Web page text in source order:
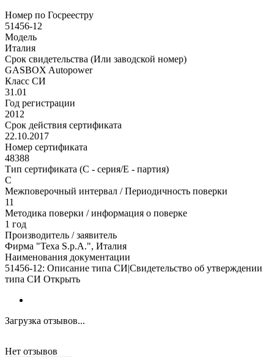
Номер по Госреестру
51456-12
Модель
Италия
Срок свидетельства (Или заводской номер)
GASBOX Autopower
Класс СИ
31.01
Год регистрации
2012
Срок действия сертификата
22.10.2017
Номер сертификата
48388
Тип сертификата (C - серия/E - партия)
C
Межповерочный интервал / Периодичность поверки
11
Методика поверки / информация о поверке
1 год
Производитель / заявитель
Фирма "Texa S.p.A.", Италия
Наименования документации
51456-12: Описание типа СИ|Свидетельство об утверждении
типа СИ Открыть
Загрузка отзывов...
Нет отзывов